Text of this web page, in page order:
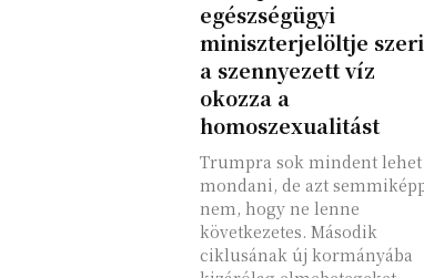
egészségügyi
miniszterjelöltje
a szennyezett víz
okozza a
homoszexualitást
Trumpra sok mindent lehet
mondani, de azt
nem, hogy ne lenne
következetes. Második
ciklusának új kormányába